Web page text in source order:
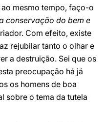
mesmo tempo, faço-o
conservação do bem e
Com efeito, existe
rejubilar tanto o olhar e
a destruição. Sei que os
preocupação há já
os homens de boa
sobre o tema da tutela